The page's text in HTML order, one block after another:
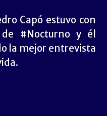
Capó estuvo con
de #Nocturno y él
la mejor entrevista